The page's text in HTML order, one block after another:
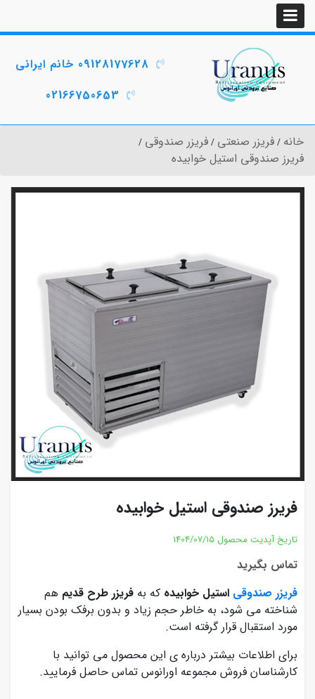
09128177628 خانم ایرانی
02166750653
خانه فریزر صنعتی فریزر صندوقی
فریرز صندوقی استیل خوابیده
فریرز صندوقی استیل خوابیده
تاریخ آپدیت محصول 1404/07/15
تماس بگیرید
فریزر صندوقی استیل خوابیده که به فریزر طرح قدیم هم
شناخته می شود، به خاطر حجم زیاد و بدون برفک بودن بسیار
مورد استقبال قرار گرفته است.
برای اطلاعات بیشتر درباره ی این محصول می توانید با
کارشناسان فروش مجموعه اورانوس تماس حاصل فرمایید.